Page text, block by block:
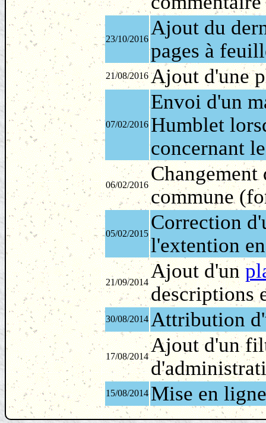
23/10/2016
Ajout du
pages à
21/08/2016 Ajout d'une
07/02/2016
Envoi d'un
Humblet
concernant
06/02/2016
Changement
commune
05/02/2015
Correction
l'extention
21/09/2014
Ajout d'un
descriptions
30/08/2014 Attribution
17/08/2014
Ajout d'un
15/08/2014 Mise en